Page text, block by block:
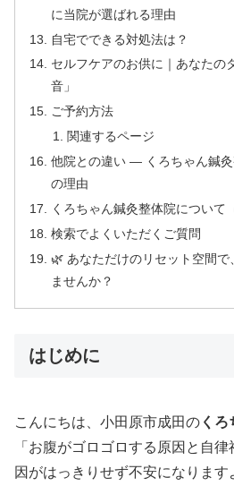
に当院が選ばれる理由
自宅でできる対処法は？
セルフケアのお供に｜あなたの
音」
ご予約方法
関連するページ
他院との違い — くろちゃん鍼
の理由
くろちゃん鍼灸整体院について
検索でよくいただくご質問
🌿 あなただけのリセット空間で
ませんか？
はじめに
こんにちは、小田原市成田の く
「お腹がゴロゴロする原因と自
因がはっきりせず不安になりま